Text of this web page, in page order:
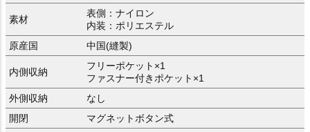
素材
表側：ナイロン
内装：ポリエステル
原産国
中国(縫製)
内側収納
フリーポケット×1
ファスナー付きポケット×1
外側収納
なし
開閉
マグネットボタン式